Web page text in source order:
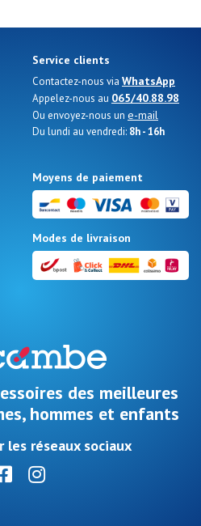
Service clients
Contactez-nous via WhatsApp
Appelez-nous au 065/40.88.98
Ou envoyez-nous un e-mail
Du lundi au vendredi: 8h - 16h
Moyens de paiement
Modes de livraison
des meilleures
hommes et enfants
les réseaux sociaux